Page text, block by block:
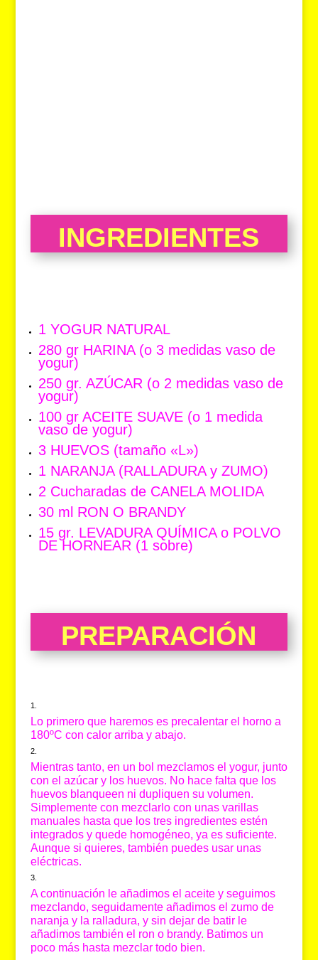
INGREDIENTES
1 YOGUR NATURAL
280 gr HARINA (o 3 medidas vaso de
yogur)
250 gr. AZÚCAR (o 2 medidas vaso de
yogur)
100 gr ACEITE SUAVE (o 1 medida
vaso de yogur)
3 HUEVOS (tamaño «L»)
1 NARANJA (RALLADURA y ZUMO)
2 Cucharadas de CANELA MOLIDA
30 ml RON O BRANDY
15 gr. LEVADURA QUÍMICA o POLVO
DE HORNEAR (1 sobre)
PREPARACIÓN
Lo primero que haremos es precalentar el horno a
180ºC con calor arriba y abajo.
Mientras tanto, en un bol mezclamos el yogur, junto
con el azúcar y los huevos. No hace falta que los
huevos blanqueen ni dupliquen su volumen.
Simplemente con mezclarlo con unas varillas
manuales hasta que los tres ingredientes estén
integrados y quede homogéneo, ya es suficiente.
Aunque si quieres, también puedes usar unas
eléctricas.
A continuación le añadimos el aceite y seguimos
mezclando, seguidamente añadimos el zumo de
naranja y la ralladura, y sin dejar de batir le
añadimos también el ron o brandy. Batimos un
poco más hasta mezclar todo bien.